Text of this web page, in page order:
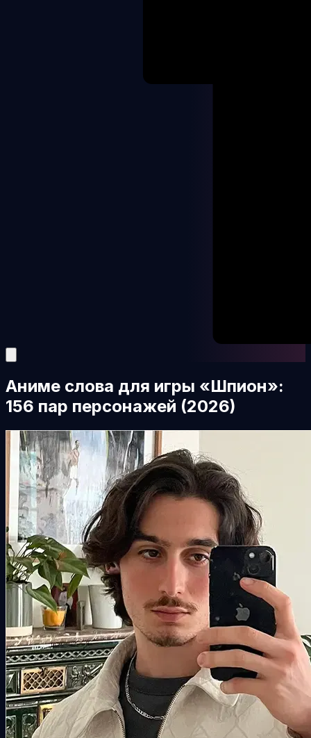
Аниме слова для игры «Шпион»:
156 пар персонажей (2026)